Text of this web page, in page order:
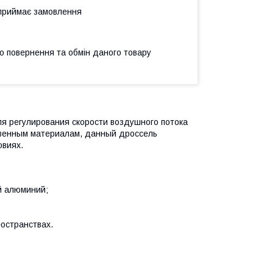
замовлення
повернення та обмін даного товару
регулирования скорости воздушного потока
материалам, данный дроссель
алюминий;